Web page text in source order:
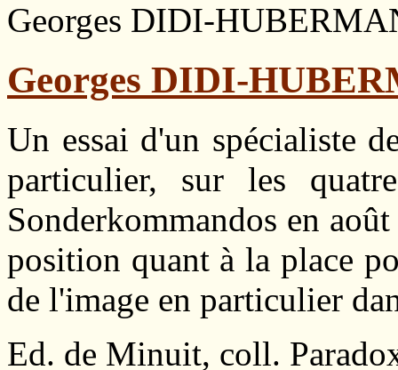
Georges DIDI-
Georges DIDI-
Un essai d'un spécialiste
particulier, sur les
Sonderkommandos en
position quant à la place
de l'image en particulier
Ed. de Minuit, coll.